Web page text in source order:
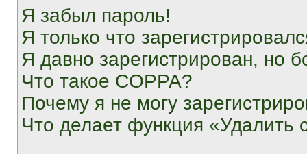
Я забыл пароль!
Я только что
Я давно зарегистрирован, но
Что такое COPPA?
Почему я не могу
Что делает функция «Удалить